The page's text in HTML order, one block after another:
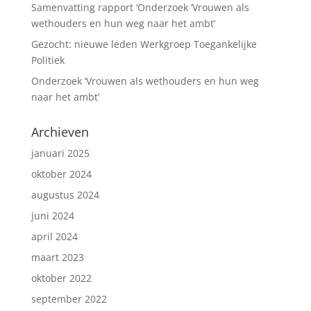
Samenvatting rapport ‘Onderzoek ‘Vrouwen als
wethouders en hun weg naar het ambt’
Gezocht: nieuwe leden Werkgroep Toegankelijke
Politiek
Onderzoek ‘Vrouwen als wethouders en hun weg
naar het ambt’
Archieven
januari 2025
oktober 2024
augustus 2024
juni 2024
april 2024
maart 2023
oktober 2022
september 2022